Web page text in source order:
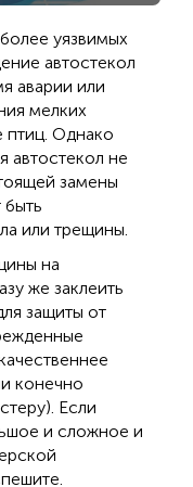
уязвимых
автостекол
аварии или
мелких
птиц. Однако
автостекол не
замены
быть
или трещины.
на
же заклеить
защиты от
конечно
Если
и сложное и